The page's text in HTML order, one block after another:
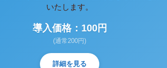
がみえます。 )
いたします。
導入価格：100円
(通常200円)
詳細を見る